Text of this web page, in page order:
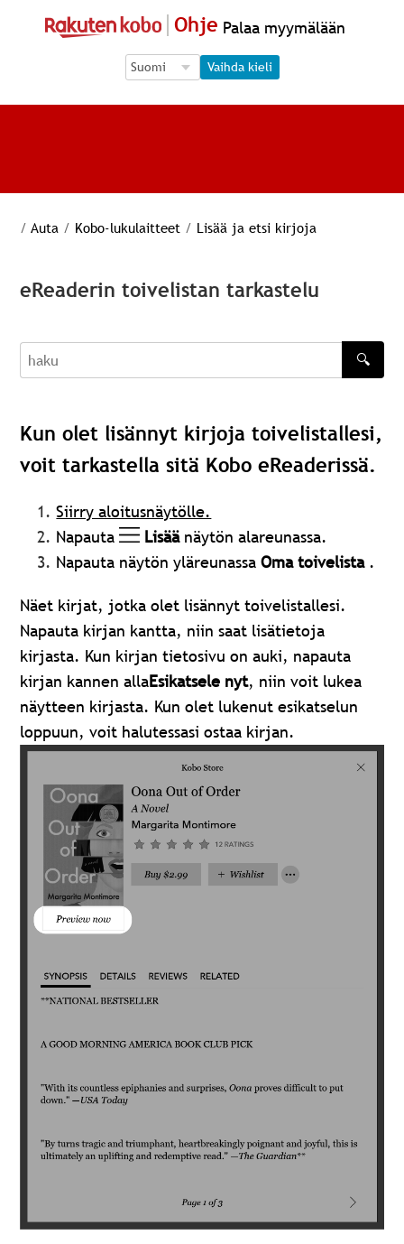
Ohje Palaa myymälään
Language Selection
Language Selection
Vaihda kieli
/ Auta / Kobo-lukulaitteet / Lisää ja etsi kirjoja
eReaderin toivelistan tarkastelu
haku
🔍
Kun olet lisännyt kirjoja toivelistallesi,
voit tarkastella sitä Kobo eReaderissä.
Siirry aloitusnäytölle.
Napauta
Lisäänäytön alareunassa.
Napauta näytön yläreunassaOmatoivelista .
Näet kirjat, jotka olet lisännyt toivelistallesi.
Napauta kirjan kantta, niin saat lisätietoja
kirjasta. Kun kirjan tietosivu on auki, napauta
kirjan kannen allaEsikatsele nyt, niin voit lukea
näytteen kirjasta. Kun olet lukenut esikatselun
loppuun, voit halutessasi ostaa kirjan.